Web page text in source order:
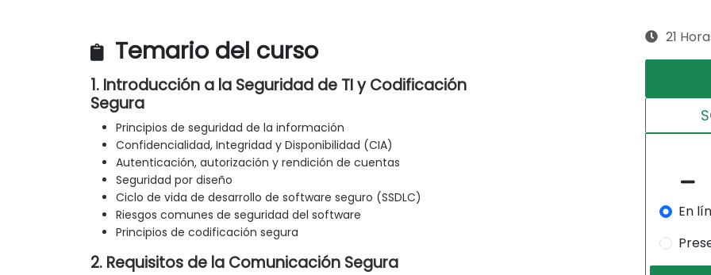
Temario del curso
1. Introducción a la Seguridad de TI y Codificación
Segura
Principios de seguridad de la información
Confidencialidad, Integridad y Disponibilidad (CIA)
Autenticación, autorización y rendición de cuentas
Seguridad por diseño
Ciclo de vida de desarrollo de software seguro (SSDLC)
Riesgos comunes de seguridad del software
Principios de codificación segura
2. Requisitos de la Comunicación Segura
21
En